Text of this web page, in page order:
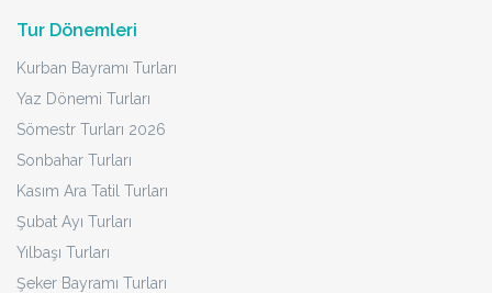
Tur Dönemleri
Kurban Bayramı Turları
Yaz Dönemi Turları
Sömestr Turları 2026
Sonbahar Turları
Kasım Ara Tatil Turları
Şubat Ayı Turları
Yılbaşı Turları
Şeker Bayramı Turları